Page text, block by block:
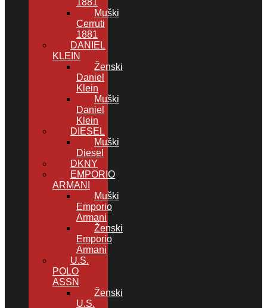
1881
Muški
Cerruti
1881
DANIEL
KLEIN
Ženski
Daniel
Klein
Muški
Daniel
Klein
DIESEL
Muški
Diesel
DKNY
EMPORIO
ARMANI
Muški
Emporio
Armani
Ženski
Emporio
Armani
U.S.
POLO
ASSN
Ženski
U.S.